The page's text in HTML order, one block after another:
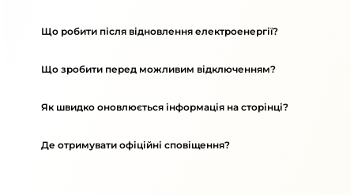
Що робити після відновлення електроенергії?
Що зробити перед можливим відключенням?
Як швидко оновлюється інформація на сторінці?
Де отримувати офіційні сповіщення?